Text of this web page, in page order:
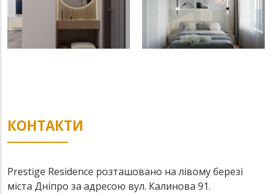
КОНТАКТИ
Prestige Residence розташовано на лівому березі
міста Дніпро за адресою вул. Калинова 91.